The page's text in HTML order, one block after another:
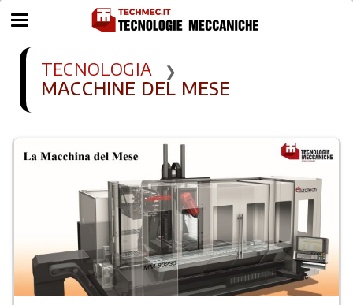
TECNOLOGIA ❯
MACCHINE DEL MESE